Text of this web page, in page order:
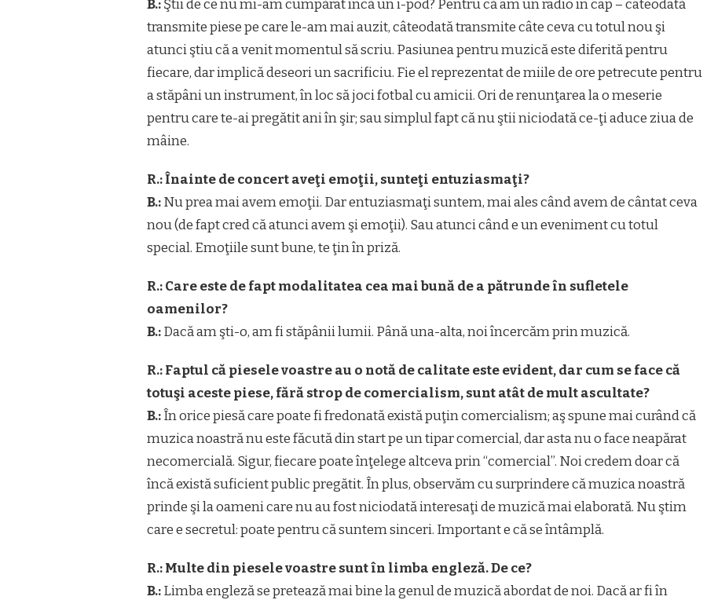
B.:Ştii de ce nu mi-am cumpărat încă un i-pod? Pentru că am un radio în cap – câteodată
transmite piese pe care le-am mai auzit, câteodată transmite câte ceva cu totul nou şi
atunci ştiu că a venit momentul să scriu. Pasiunea pentru muzică este diferită pentru
fiecare, dar implică deseori un sacrificiu. Fie el reprezentat de miile de ore petrecute pentru
a stăpâni un instrument, în loc să joci fotbal cu amicii. Ori de renunţarea la o meserie
pentru care te-ai pregătit ani în şir; sau simplul fapt că nu ştii niciodată ce-ţi aduce ziua de
mâine.
R.: Înainte de concert aveţi emoţii, sunteţi entuziasmaţi?
B.:Nu prea mai avem emoţii. Dar entuziasmaţi suntem, mai ales când avem de cântat ceva
nou (de fapt cred că atunci avem şi emoţii). Sau atunci când e un eveniment cu totul
special. Emoţiile sunt bune, te ţin în priză.
R.: Care este de fapt modalitatea cea mai bună de a pătrunde în sufletele
oamenilor?
B.:Dacă am şti-o, am fi stăpânii lumii. Până una-alta, noi încercăm prin muzică.
R.: Faptul că piesele voastre au o notă de calitate este evident, dar cum se face că
totuşi aceste piese, fără strop de comercialism, sunt atât de mult ascultate?
B.:În orice piesă care poate fi fredonată există puţin comercialism; aş spune mai curând că
muzica noastră nu este făcută din start pe un tipar comercial, dar asta nu o face neapărat
necomercială. Sigur, fiecare poate înţelege altceva prin “comercial”. Noi credem doar că
încă există suficient public pregătit. În plus, observăm cu surprindere că muzica noastră
prinde şi la oameni care nu au fost niciodată interesaţi de muzică mai elaborată. Nu ştim
care e secretul: poate pentru că suntem sinceri. Important e că se întâmplă.
R.: Multe din piesele voastre sunt în limba engleză. De ce?
B.:Limba engleză se pretează mai bine la genul de muzică abordat de noi. Dacă ar fi în